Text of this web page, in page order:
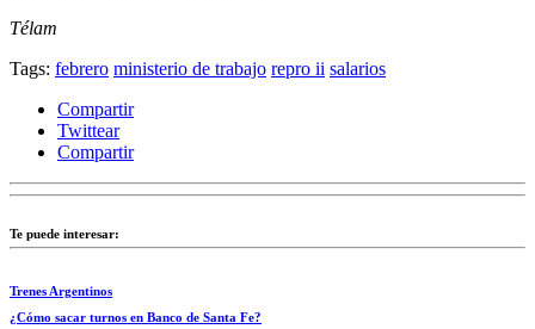
Télam
Tags: febrero ministerio de trabajo repro ii salarios
Compartir
Twittear
Compartir
Te puede interesar:
Trenes Argentinos
¿Cómo sacar turnos en Banco de Santa Fe?